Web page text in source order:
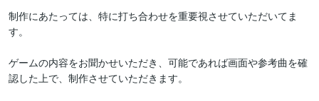
制作にあたっては、特に打ち合わせを重要視させていただいてま
す。
ゲームの内容をお聞かせいただき、可能であれば画面や参考曲を確
認した上で、制作させていただきます。